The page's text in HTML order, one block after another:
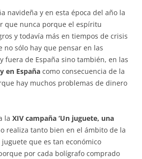
navideña y en esta época del año la
que nunca porque el espíritu
y todavía más en tiempos de crisis
no sólo hay que pensar en las
fuera de España sino también, en las
en España como consecuencia de la
hay muchos problemas de dinero
la XIV campaña ‘Un juguete, una
realiza tanto bien en el ámbito de la
que es tan económico
por cada bolígrafo comprado